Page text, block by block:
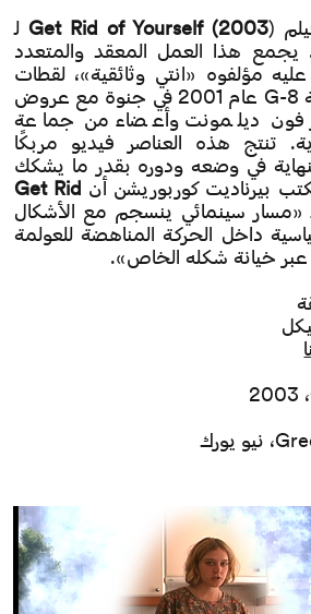
Get Rid of Yourself (2003 ) لـ
يجمع هذا العمل المعقد والمتعدد
مؤلفوه «انتي وثائقية»، لقطات
لأعمال شغب في قمة G-8 عام 2001 في جنوة مع عروض
فون ديلمونت وأعضاء من جماعة
تنتج هذه العناصر فيديو مربكًا
في وضعه ودوره بقدر ما يشكك
بيرناديت كوربوريشن أن Get Rid
سينمائي ينسجم مع الأشكال
داخل الحركة المناهضة للعولمة
خيانة شكله الخاص».
2003 ،